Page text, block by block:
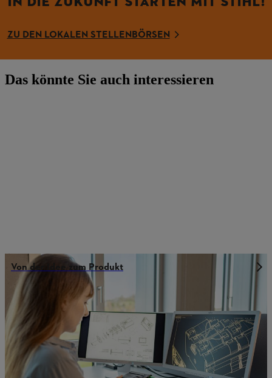
ZU DEN LOKALEN STELLENBÖRSEN
Das könnte Sie auch interessieren
Von der Idee zum Produkt